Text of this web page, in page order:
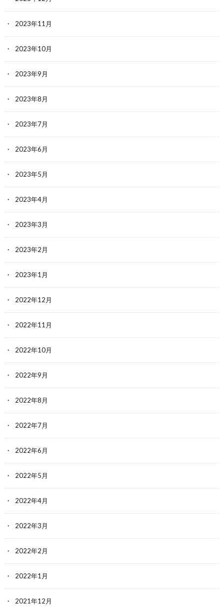
2023年11月
2023年10月
2023年9月
2023年8月
2023年7月
2023年6月
2023年5月
2023年4月
2023年3月
2023年2月
2023年1月
2022年12月
2022年11月
2022年10月
2022年9月
2022年8月
2022年7月
2022年6月
2022年5月
2022年4月
2022年3月
2022年2月
2022年1月
2021年12月